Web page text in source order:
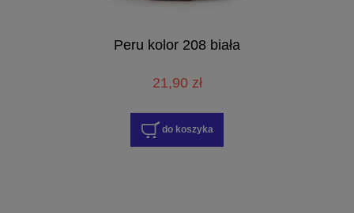
Peru kolor 208 biała
21,90 zł
do koszyka